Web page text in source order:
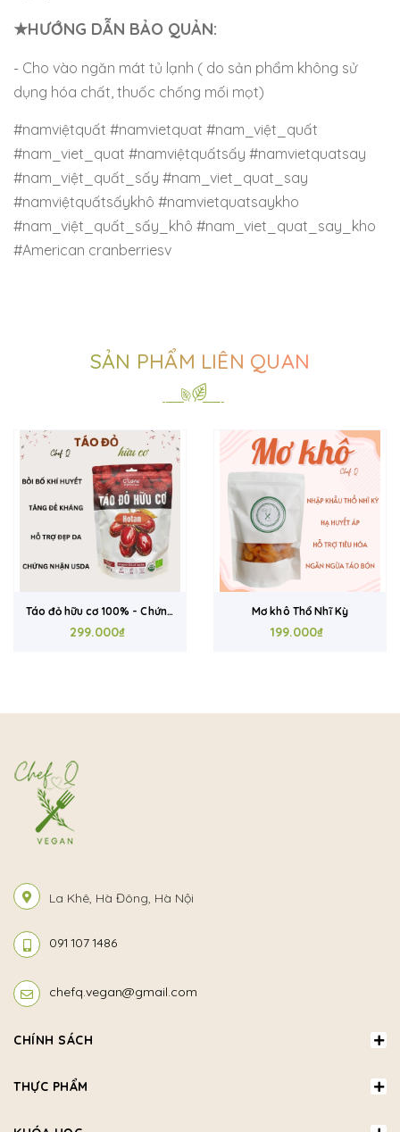
★HƯỚNG DẪN BẢO QUẢN:
- Cho vào ngăn mát tủ lạnh ( do sản phẩm không sử
dụng hóa chất, thuốc chống mối mọt)
#namviệtquất #namvietquat #nam_việt_quất
#nam_viet_quat #namviệtquấtsấy #namvietquatsay
#nam_việt_quất_sấy #nam_viet_quat_say
#namviệtquấtsấykhô #namvietquatsaykho
#nam_việt_quất_sấy_khô #nam_viet_quat_say_kho
#American cranberriesv
SẢN PHẨM LIÊN QUAN
Mơ khô Thổ Nhĩ Kỳ
199.000₫
Nho khô Iran ngon thượng
hạng nhập khẩu chính ngạch
89.000₫
La Khê, Hà Đông, Hà Nội
091 107 1486
chefq.vegan@gmail.com
CHÍNH SÁCH
THỰC PHẨM